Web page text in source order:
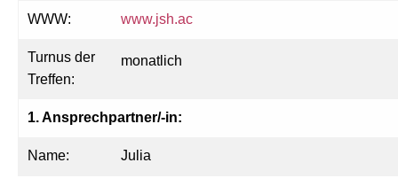
WWW: www.jsh.ac
Turnus der
Treffen:
monatlich
1. Ansprechpartner/-in:
Name: Julia